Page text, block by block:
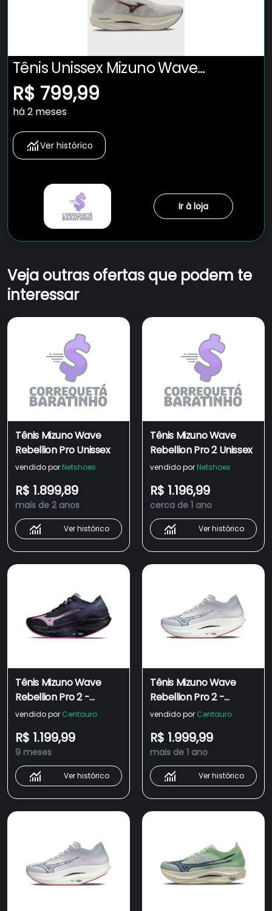
Tênis Unissex Mizuno Wave
Rebellion Pro Low
R$ 799,99
há 2 meses
Ver histórico
Ir à loja
Veja outras ofertas que podem te
interessar
Tênis Mizuno Wave
Rebellion Pro Unissex
vendido por Netshoes
R$ 1.899,89
mais de 2 anos
Ver histórico
Tênis Mizuno Wave
Rebellion Pro 2 Unissex
vendido por Netshoes
R$ 1.196,99
cerca de 1 ano
Ver histórico
Tênis Mizuno Wave
Rebellion Pro 2 -
Unissex
vendido por Centauro
R$ 1.199,99
9 meses
Ver histórico
Tênis Mizuno Wave
Rebellion Pro 2 -
Unissex
vendido por Centauro
R$ 1.999,99
mais de 1 ano
Ver histórico